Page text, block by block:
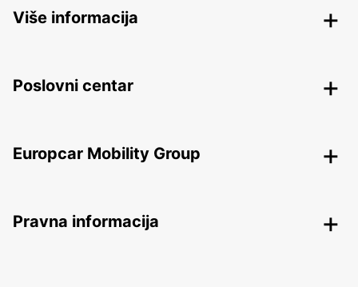
Više informacija
Poslovni centar
Europcar Mobility Group
Pravna informacija